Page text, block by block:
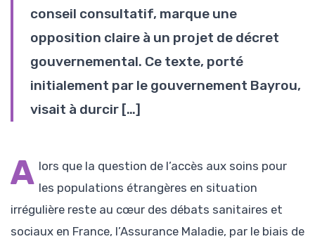
conseil consultatif, marque une
opposition claire à un projet de décret
gouvernemental. Ce texte, porté
initialement par le gouvernement Bayrou,
visait à durcir […]
A lors que la question de l’accès aux soins pour
les populations étrangères en situation
irrégulière reste au cœur des débats sanitaires et
sociaux en France, l’Assurance Maladie, par le biais de